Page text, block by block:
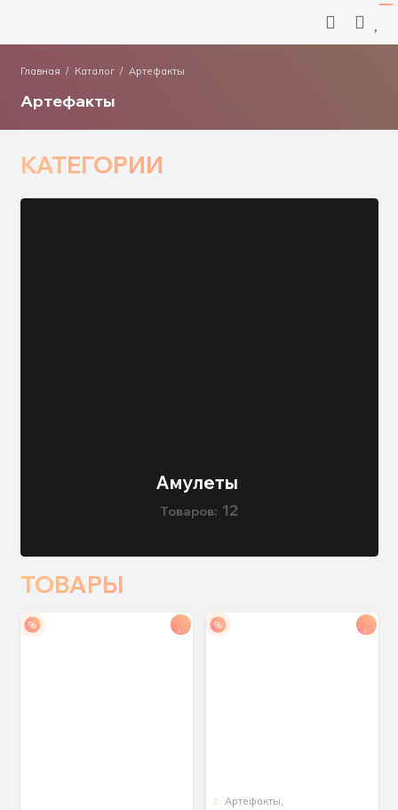
Главная / Каталог / Артефакты
Артефакты
КАТЕГОРИИ
Aмулеты
12
ТОВАРЫ
% %
Артефакты,